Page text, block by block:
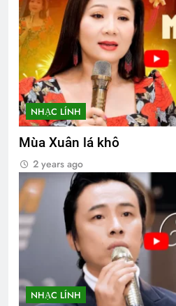
NHẠC LÍNH
Mùa Xuân lá khô
2 years ago
NHẠC LÍNH